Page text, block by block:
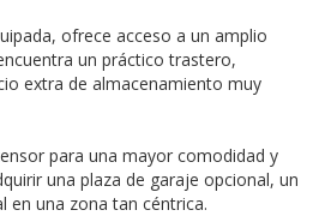
ofrece acceso a un amplio
un práctico trastero,
extra de almacenamiento muy
para una mayor comodidad y
una plaza de garaje opcional, un
en una zona tan céntrica.